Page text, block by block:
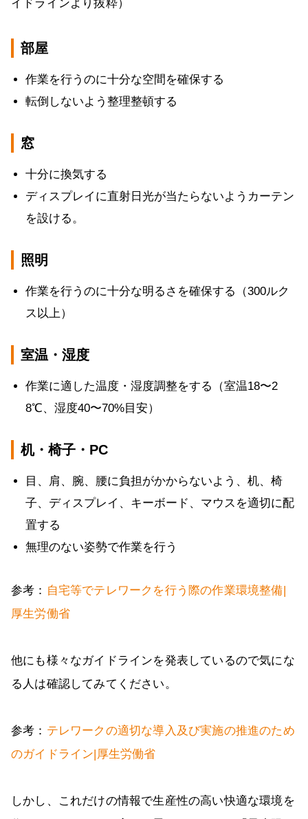
イドラインより抜粋）
部屋
作業を行うのに十分な空間を確保する
転倒しないよう整理整頓する
窓
十分に換気する
ディスプレイに直射日光が当たらないようカーテン
を設ける。
照明
作業を行うのに十分な明るさを確保する（300ルク
ス以上）
室温・湿度
作業に適した温度・湿度調整をする（室温18〜2
8℃、湿度40〜70%目安）
机・椅子・PC
目、肩、腕、腰に負担がかからないよう、机、椅
子、ディスプレイ、キーボード、マウスを適切に配
置する
無理のない姿勢で作業を行う
参考： 自宅等でテレワークを行う際の作業環境整備|
厚生労働省
他にも様々なガイドラインを発表しているので気にな
る人は確認してみてください。
参考： テレワークの適切な導入及び実施の推進のため
のガイドライン|厚生労働省
しかし、これだけの情報で生産性の高い快適な環境を